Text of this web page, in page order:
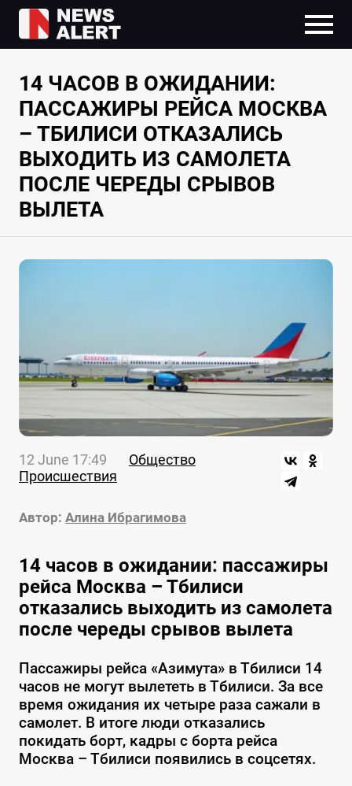
14 ЧАСОВ В ОЖИДАНИИ:
ПАССАЖИРЫ РЕЙСА МОСКВА
– ТБИЛИСИ ОТКАЗАЛИСЬ
ВЫХОДИТЬ ИЗ САМОЛЕТА
ПОСЛЕ ЧЕРЕДЫ СРЫВОВ
ВЫЛЕТА
12 June 17:49
Общество
Происшествия
Автор: Алина Ибрагимова
14 часов в ожидании: пассажиры
рейса Москва – Тбилиси
отказались выходить из самолета
после череды срывов вылета
Пассажиры рейса «Азимута» в Тбилиси 14
часов не могут вылететь в Тбилиси. За все
время ожидания их четыре раза сажали в
самолет. В итоге люди отказались
покидать борт, кадры с борта рейса
Москва – Тбилиси появились в соцсетях.